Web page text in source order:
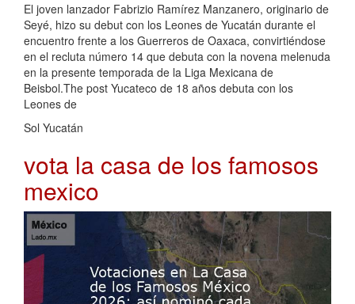
El joven lanzador Fabrizio Ramírez Manzanero, originario de
Seyé, hizo su debut con los Leones de Yucatán durante el
encuentro frente a los Guerreros de Oaxaca, convirtiéndose
en el recluta número 14 que debuta con la novena melenuda
en la presente temporada de la Liga Mexicana de
Beisbol.The post Yucateco de 18 años debuta con los
Leones de
Sol Yucatán
vota la casa de los famosos
mexico